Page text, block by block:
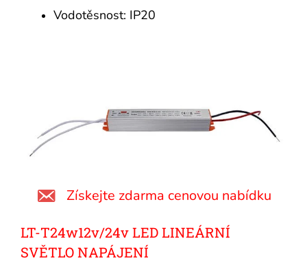
Vodotěsnost: IP20
Získejte zdarma cenovou nabídku
LT-T24w12v/24v LED LINEÁRNÍ
SVĚTLO NAPÁJENÍ